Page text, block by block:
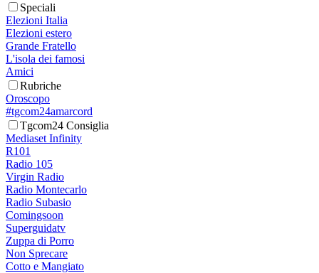
Speciali
Elezioni Italia
Elezioni estero
Grande Fratello
L'isola dei famosi
Amici
Rubriche
Oroscopo
#tgcom24amarcord
Tgcom24 Consiglia
Mediaset Infinity
R101
Radio 105
Virgin Radio
Radio Montecarlo
Radio Subasio
Comingsoon
Superguidatv
Zuppa di Porro
Non Sprecare
Cotto e Mangiato